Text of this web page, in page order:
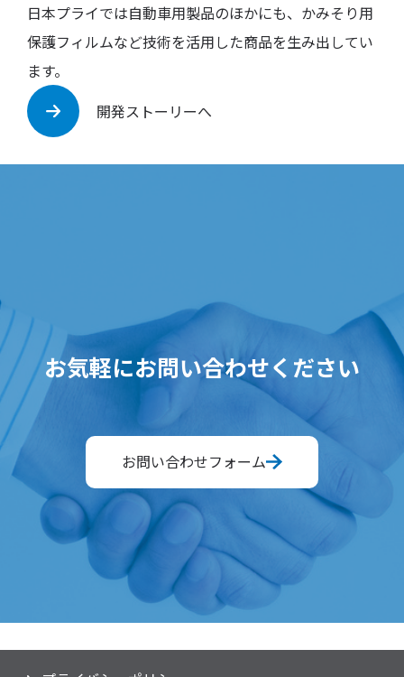
日本プライでは自動車用製品のほかにも、かみそり用
保護フィルムなど技術を活用した商品を生み出してい
ます。
開発ストーリーへ
お気軽にお問い合わせください
お問い合わせフォーム